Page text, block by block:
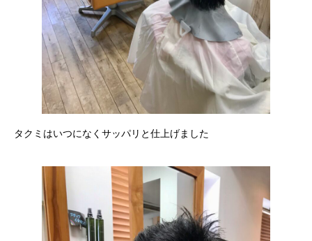
タクミはいつになくサッパリと仕上げました